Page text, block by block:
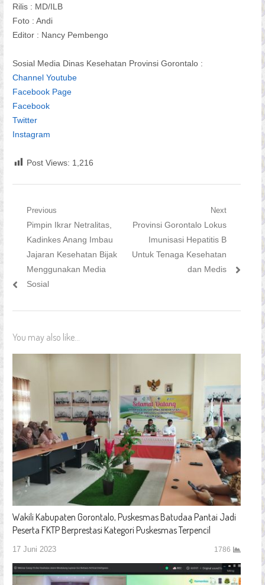
Rilis : MD/ILB
Foto : Andi
Editor : Nancy Pembengo
Sosial Media Dinas Kesehatan Provinsi Gorontalo :
Channel Youtube
Facebook Page
Facebook
Twitter
Instagram
Post Views: 1,216
Navigasi
pos
Previous
Previous
post:
Pimpin Ikrar Netralitas,
Kadinkes Anang Imbau
Jajaran Kesehatan Bijak
Menggunakan Media
Sosial
Next
Next
post:
Provinsi Gorontalo Lokus
Imunisasi Hepatitis B
Untuk Tenaga Kesehatan
dan Medis
You may also like...
Wakili Kabupaten Gorontalo, Puskesmas Batudaa Pantai Jadi
Peserta FKTP Berprestasi Kategori Puskesmas Terpencil
17 Juni 2023 1786